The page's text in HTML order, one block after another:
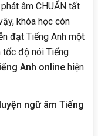
âm CHUẨN tất
khóa học còn
đạt Tiếng Anh một
tốc độ nói Tiếng
Anh online hiện
ngữ âm Tiếng